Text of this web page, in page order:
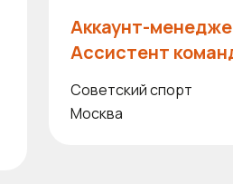
Аккаунт-
Ассистент
Советский спорт
Москва